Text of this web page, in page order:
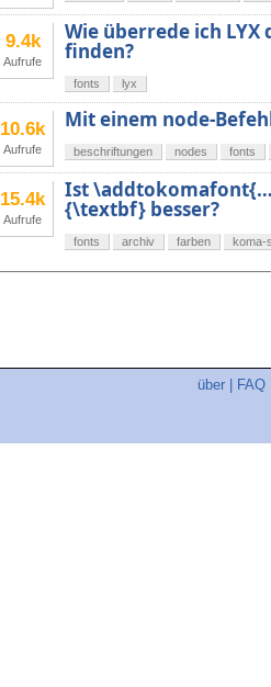
9.4k
Aufrufe
Wie überrede ich
finden?
fonts lyx
10.6k
Aufrufe
Mit einem node-
beschriftungen nodes fonts
15.4k
Aufrufe
Ist
{\textbf} besser?
fonts archiv farben koma-
über FAQ